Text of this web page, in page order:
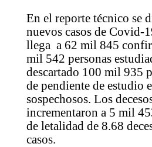
En el reporte técnico se
nuevos casos de Covid-
llega a 62 mil 845
mil 542 personas
descartado 100 mil 935
de pendiente de estudio
sospechosos. Los
incrementaron a 5 mil
de letalidad de 8.68
casos.